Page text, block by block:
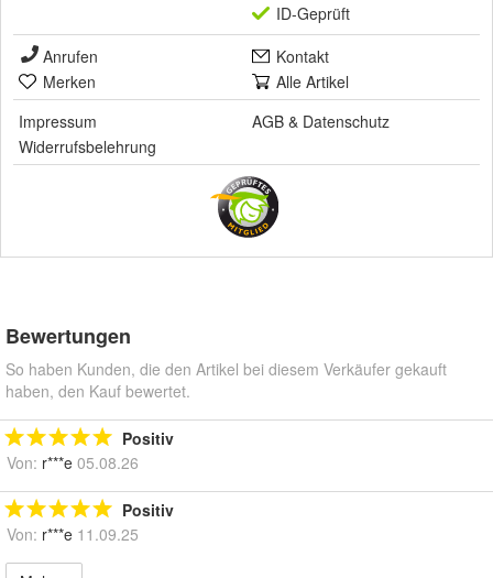
ID-Geprüft
Anrufen
Kontakt
Merken
Alle Artikel
Impressum
AGB & Datenschutz
Widerrufsbelehrung
Bewertungen
So haben Kunden, die den Artikel bei diesem Verkäufer gekauft
haben, den Kauf bewertet.
Positiv
Von: r***e 05.08.26
Positiv
Von: r***e 11.09.25